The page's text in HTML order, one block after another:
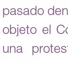
pasado
objeto el
una